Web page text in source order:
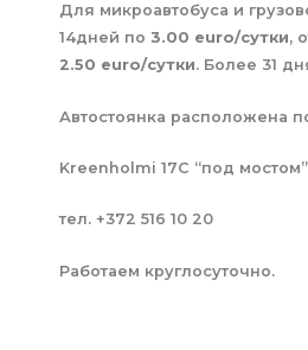
Для микроавтобуса и
14дней по 3.00 euro/сутки,
2.50 еuro/сутки. Более 31
Автостоянка расположена
Kreenholmi 17C “под
тел. +372 516 10 20
Работаем круглосуточно.